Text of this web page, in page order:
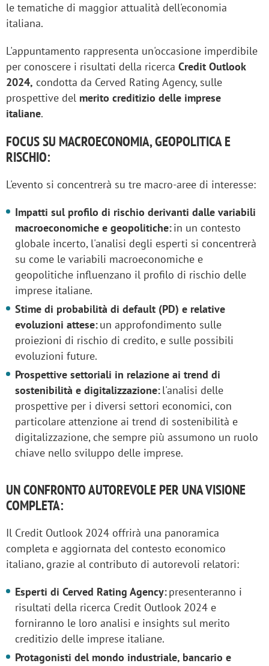
le tematiche di maggior attualità dell'economia
italiana.
L'appuntamento rappresenta un'occasione imperdibile
per conoscere i risultati della ricerca Credit Outlook
2024, condotta da Cerved Rating Agency, sulle
prospettive del merito creditizio delle imprese
italiane.
FOCUS SU MACROECONOMIA, GEOPOLITICA E
RISCHIO:
L'evento si concentrerà su tre macro-aree di interesse:
Impatti sul profilo di rischio derivanti dalle variabili
macroeconomiche e geopolitiche:in un contesto
globale incerto, l'analisi degli esperti si concentrerà
su come le variabili macroeconomiche e
geopolitiche influenzano il profilo di rischio delle
imprese italiane.
Stime di probabilità di default (PD) e relative
evoluzioni attese:un approfondimento sulle
proiezioni di rischio di credito, e sulle possibili
evoluzioni future.
Prospettive settoriali in relazione ai trend di
sostenibilità e digitalizzazione:l'analisi delle
prospettive per i diversi settori economici, con
particolare attenzione ai trend di sostenibilità e
digitalizzazione, che sempre più assumono un ruolo
chiave nello sviluppo delle imprese.
UN CONFRONTO AUTOREVOLE PER UNA VISIONE
COMPLETA:
Il Credit Outlook 2024 offrirà una panoramica
completa e aggiornata del contesto economico
italiano, grazie al contributo di autorevoli relatori:
Esperti di Cerved Rating Agency:presenteranno i
risultati della ricerca Credit Outlook 2024 e
forniranno le loro analisi e insights sul merito
creditizio delle imprese italiane.
Protagonisti del mondo industriale, bancario e